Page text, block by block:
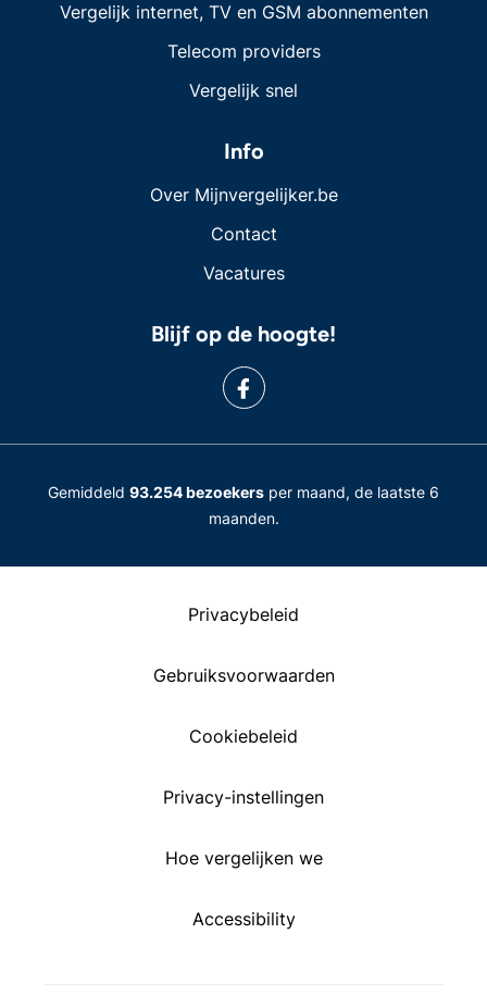
Vergelijk internet, TV en GSM abonnementen
Telecom providers
Vergelijk snel
Info
Over Mijnvergelijker.be
Contact
Vacatures
Blijf op de hoogte!
Gemiddeld 93.254 bezoekers per maand, de laatste 6
maanden.
Privacybeleid
Gebruiksvoorwaarden
Cookiebeleid
Privacy-instellingen
Hoe vergelijken we
Accessibility